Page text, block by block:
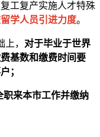
工复产实施人才特殊
学人员引进力度。
， 对于毕业于世界
基数和缴费时间要
；
职来本市工作并缴纳